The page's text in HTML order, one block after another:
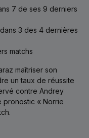
7 de ses 9 derniers
3 des 4 dernières
matchs
maîtriser son
un taux de réussite
contre Andrey
pronostic « Norrie